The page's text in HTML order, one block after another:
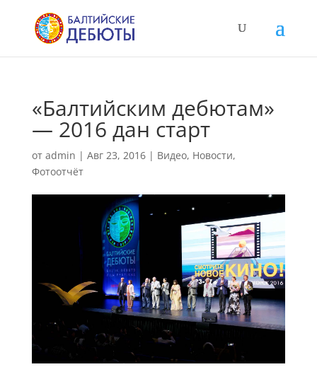
«Балтийским дебютам»
— 2016 дан старт
от admin | Авг 23, 2016| Видео, Новости,
Фотоотчёт